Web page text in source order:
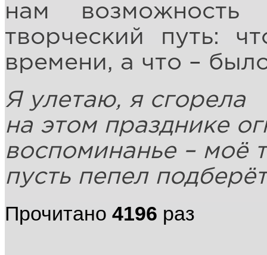
нам
творческий путь:
времени, а что –
Я улетаю, я сгорела
на этом празднике
воспоминанье – моё
пусть пепел
Прочитано 4196 раз